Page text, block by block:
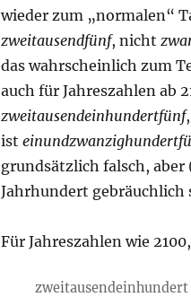
wieder zum „normalen“
zweitausendfünf, nicht
das wahrscheinlich zum
auch für Jahreszahlen ab
zweitausendeinhundertfünf,
ist
grundsätzlich falsch,
Jahrhundert
Für Jahreszahlen wie
zweitausendeinhundert